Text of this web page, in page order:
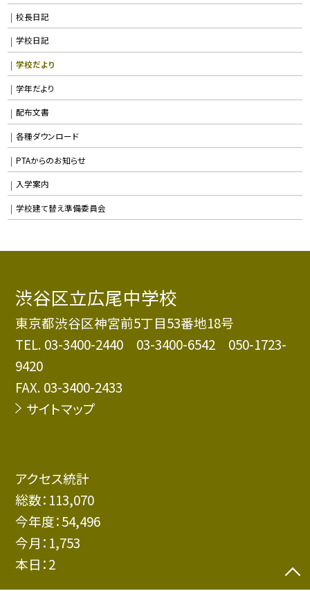
校長日記
学校日記
学校だより
学年だより
配布文書
各種ダウンロード
PTAからのお知らせ
入学案内
学校建て替え準備委員会
渋谷区立広尾中学校
東京都渋谷区神宮前5丁目53番地18号
TEL. 03-3400-2440 03-3400-6542 050-1723-
9420
FAX. 03-3400-2433
サイトマップ
アクセス統計
総数： 113,070
今年度：54,496
今月： 1,753
本日：2